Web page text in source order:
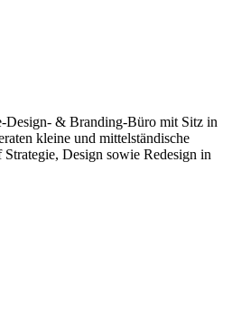
Design- & Branding-Büro mit Sitz in
kleine und mittelständische
Design sowie Redesign in